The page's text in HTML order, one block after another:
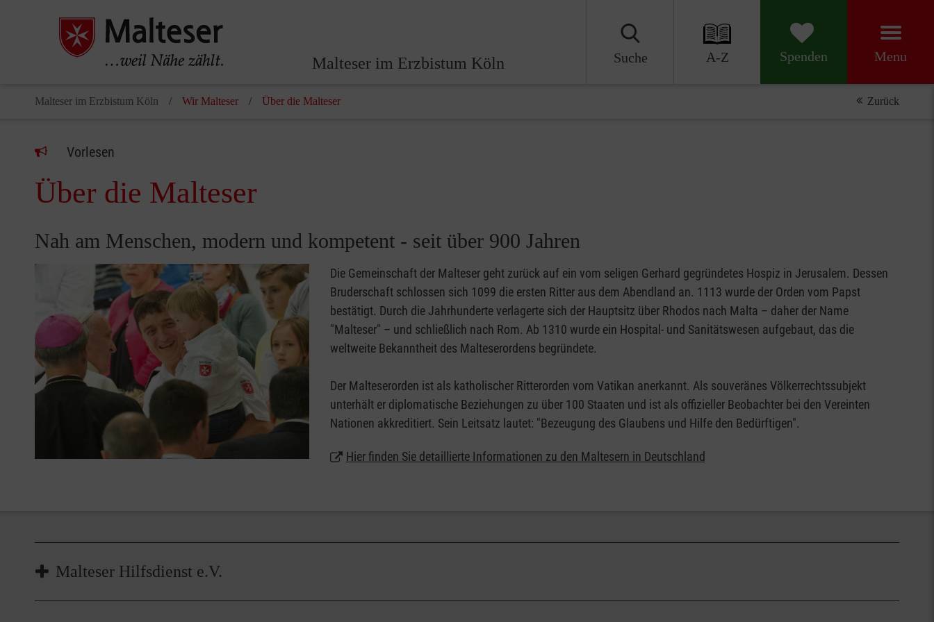
Malteser im Erzbistum Köln Suche A-Z Spenden Menu
Malteser im Erzbistum Köln Wir Malteser Über die Malteser Zurück
Vorlesen
Über die Malteser
Nah am Menschen, modern und kompetent - seit über 900 Jahren
Die Gemeinschaft der Malteser geht zurück auf ein vom seligen Gerhard gegründetes Hospiz in Jerusalem. Dessen
Bruderschaft schlossen sich 1099 die ersten Ritter aus dem Abendland an. 1113 wurde der Orden vom Papst
bestätigt. Durch die Jahrhunderte verlagerte sich der Hauptsitz über Rhodos nach Malta – daher der Name
"Malteser" – und schließlich nach Rom. Ab 1310 wurde ein Hospital- und Sanitätswesen aufgebaut, das die
weltweite Bekanntheit des Malteserordens begründete.
Der Malteserorden ist als katholischer Ritterorden vom Vatikan anerkannt. Als souveränes Völkerrechtssubjekt
unterhält er diplomatische Beziehungen zu über 100 Staaten und ist als offizieller Beobachter bei den Vereinten
Nationen akkreditiert. Sein Leitsatz lautet: "Bezeugung des Glaubens und Hilfe den Bedürftigen".
Hier finden Sie detaillierte Informationen zu den Maltesern in Deutschland
Malteser Hilfsdienst e.V.